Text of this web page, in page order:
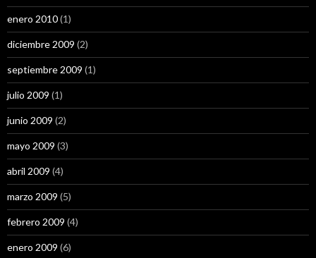
enero 2010(1)
diciembre 2009 (2)
septiembre 2009 (1)
julio 2009 (1)
junio 2009 (2)
mayo 2009 (3)
abril 2009 (4)
marzo 2009 (5)
febrero 2009 (4)
enero 2009 (6)